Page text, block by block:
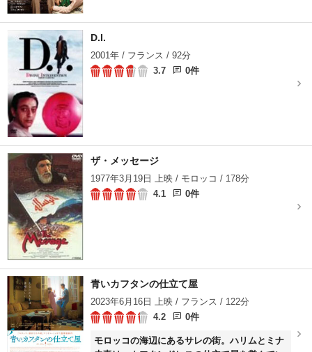
D.I.
2001年 / フランス / 92分
3.7
0件
ザ・メッセージ
1977年3月19日 上映 / モロッコ / 178分
4.1
0件
⻘いカフタンの仕立て屋
2023年6月16日 上映 / フランス / 122分
4.2
0件
モロッコの海辺にあるサレの街。ハリムとミナ